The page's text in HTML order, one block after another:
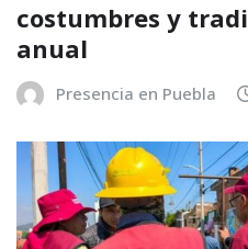
costumbres y
anual
Presencia en Puebla